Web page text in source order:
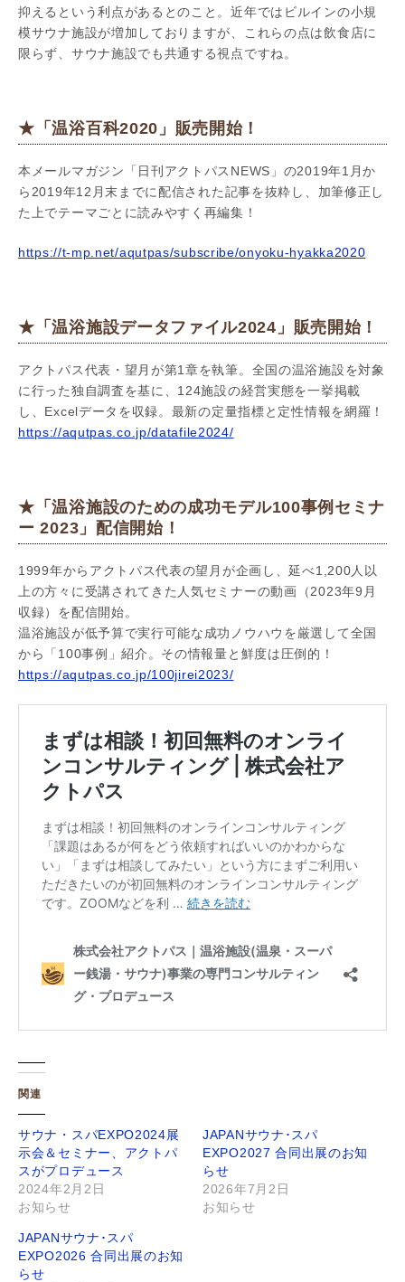
抑えるという利点があるとのこと。近年ではビルインの小規
模サウナ施設が増加しておりますが、これらの点は飲食店に
限らず、サウナ施設でも共通する視点ですね。
★「温浴百科2020」販売開始！
本メールマガジン「日刊アクトパスNEWS」の2019年1月か
ら2019年12月末までに配信された記事を抜粋し、加筆修正し
た上でテーマごとに読みやすく再編集！
https://t-mp.net/aqutpas/subscribe/onyoku-hyakka2020
★「温浴施設データファイル2024」販売開始！
アクトパス代表・望月が第1章を執筆。全国の温浴施設を対象
に行った独自調査を基に、124施設の経営実態を一挙掲載
し、Excelデータを収録。最新の定量指標と定性情報を網羅！
https://aqutpas.co.jp/datafile2024/
★「温浴施設のための成功モデル100事例セミナ
ー 2023」配信開始！
1999年からアクトパス代表の望月が企画し、延べ1,200人以
上の方々に受講されてきた人気セミナーの動画（2023年9月
収録）を配信開始。
温浴施設が低予算で実行可能な成功ノウハウを厳選して全国
から「100事例」紹介。その情報量と鮮度は圧倒的！
https://aqutpas.co.jp/100jirei2023/
関連
サウナ・スパEXPO2024展
示会＆セミナー、アクトパ
スがプロデュース
2024年2月2日
お知らせ
JAPANサウナ･スパ
EXPO2027 合同出展のお知
らせ
2026年7月2日
お知らせ
JAPANサウナ･スパ
EXPO2026 合同出展のお知
らせ